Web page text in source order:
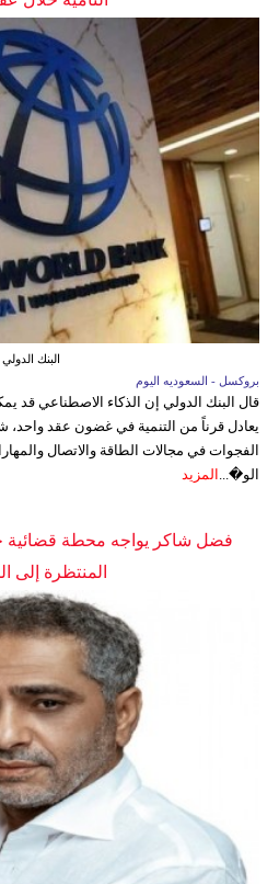
البنك الدولي
بروكسل - السعوديه اليوم
قال البنك الدولي إن الذكاء الاصطناعي قد
يعادل قرناً من التنمية في غضون عقد
الفجوات في مجالات الطاقة والاتصال
الو�... المزيد
فضل شاكر يواجه محطة قضائية
المنتظرة إلى